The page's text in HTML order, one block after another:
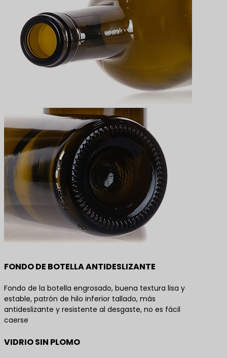
FONDO DE BOTELLA ANTIDESLIZANTE
Fondo de la botella engrosado, buena textura lisa y
estable, patrón de hilo inferior tallado, más
antideslizante y resistente al desgaste, no es fácil
caerse
VIDRIO SIN PLOMO